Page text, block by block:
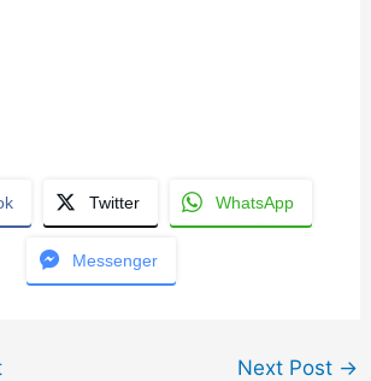
Twitter WhatsApp
Messenger
Next Post →